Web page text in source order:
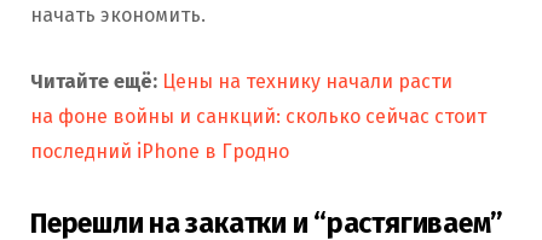
начать экономить.
Читайте ещё: Цены на технику начали расти
на фоне войны и санкций: сколько сейчас стоит
последний iPhone в Гродно
Перешли на закатки и “растягиваем”